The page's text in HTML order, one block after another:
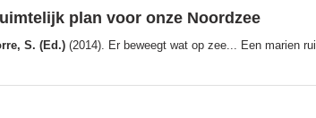
plan voor onze Noordzee
S. (Ed.) (2014). Er beweegt wat op zee... Een marien